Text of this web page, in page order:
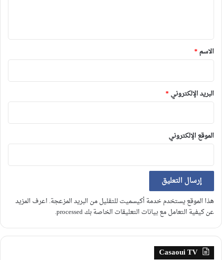
*
الاسم *
البريد الإلكتروني *
الموقع الإلكتروني
هذا الموقع يستخدم خدمة أكيسميت للتقليل من البريد المزعجة. اعرف المزيد
عن كيفية التعامل مع بيانات التعليقات الخاصة بك processed
.
Casaoui TV